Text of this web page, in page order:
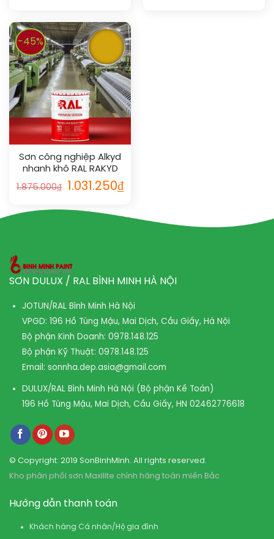
-45%
Sơn công nghiệp Alkyd
nhanh khô RAL RAKYD
QD 1004
1.875.000₫ 1.031.250₫
SƠN DULUX / RAL BÌNH MINH HÀ NỘI
JOTUN/RAL Bình Minh Hà Nội
VPGD: 196 Hồ Tùng Mậu, Mai Dịch, Cầu Giấy, Hà Nội
Bộ phận Kinh Doanh: 0978.148.125
Bộ phận Kỹ Thuật: 0978.148.125
Email: sonnha.dep.asia@gmail.com
DULUX/RAL Bình Minh Hà Nội (Bộ phận Kế Toán)
196 Hồ Tùng Mậu, Mai Dịch, Cầu Giấy, HN 02462776618
© Copyright: 2019 SonBinhMinh. All rights reserved.
Kho phân phối sơn Maxilite chính hãng toàn miền Bắc
Hướng dẫn thanh toán
Khách hàng Cá nhân/Hộ gia đình